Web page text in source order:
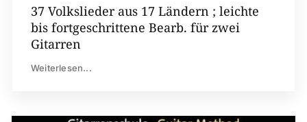
37 Volkslieder aus 17 Ländern ; leichte
bis fortgeschrittene Bearb. für zwei
Gitarren
Weiterlesen...